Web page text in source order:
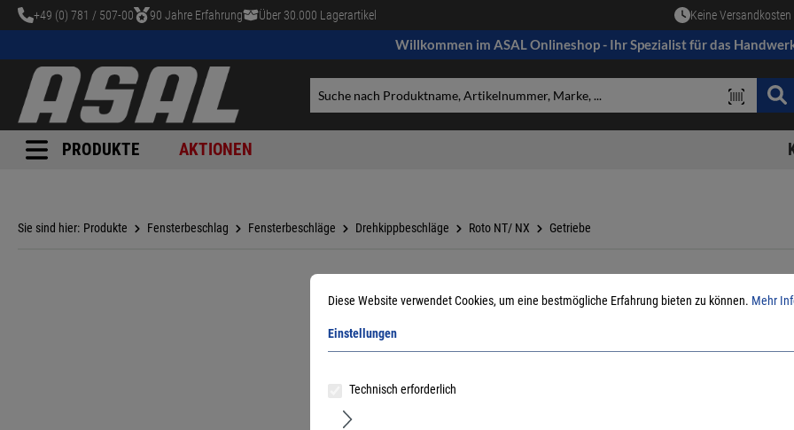
springen
+49 (0) 781 / 507-00 90 Jahre Erfahrung Über 30.000 Lagerartikel Keine
Willkommen im ASAL Onlineshop - Ihr Spezialist für das
PRODUKTE AKTIONEN
Sie sind hier: Produkte Fensterbeschlag Fensterbeschläge Drehkippbeschläge Roto NT/ NX Getriebe
608026
(1mm)
für
Diese Website verwendet Cookies, um eine bestmögliche Erfahrung bieten zu können. Mehr
Einstellungen
Technisch erforderlich